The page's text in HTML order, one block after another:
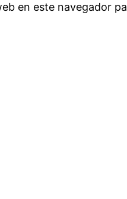
en este navegador